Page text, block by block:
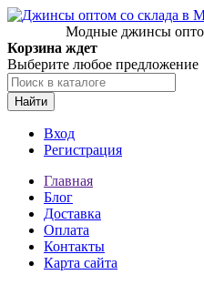
Модные джинсы
Корзина ждет
Выберите любое предложение
Найти
Вход
Регистрация
Главная
Блог
Доставка
Оплата
Контакты
Карта сайта